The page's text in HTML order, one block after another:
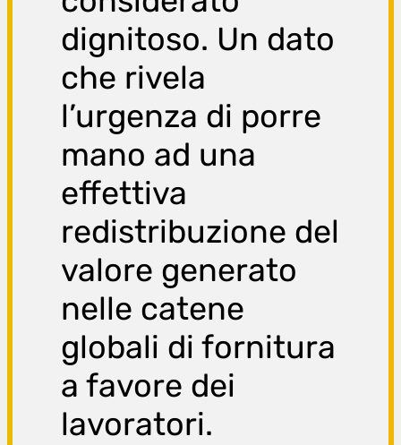
dignitoso. Un dato
che rivela
l’urgenza di porre
mano ad una
effettiva
redistribuzione del
valore generato
nelle catene
globali di fornitura
a favore dei
lavoratori.